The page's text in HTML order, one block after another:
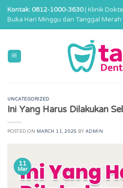
Skip
content
Kontak: 0812-1000-3630| Klinik
Buka Hari Minggu dan Tanggal Merah
UNCATEGORIZED
Ini Yang Harus Dilakukan
POSTED ON MARCH 11, 2025 BY ADMIN
11
Mar